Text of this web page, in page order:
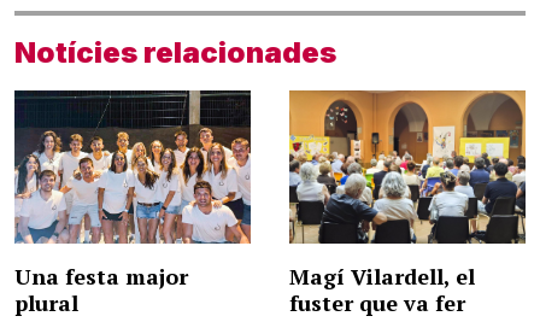
Notícies relacionades
Una festa major
plural
Magí Vilardell, el
fuster que va fer